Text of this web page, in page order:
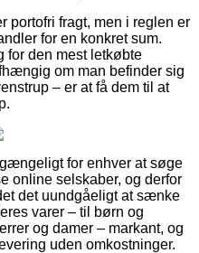
portofri fragt, men i reglen er
for en konkret sum.
for den mest letkøbte
om man befinder sig
– er at få dem til at
for enhver at søge
online selskaber, og derfor
det uundgåeligt at sænke
varer – til børn og
og damer – markant, og
uden omkostninger.